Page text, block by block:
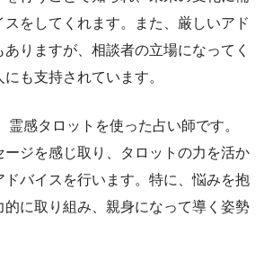
スをしてくれます。また、厳しいアド
りますが、相談者の立場になってく
も支持されています。
霊感タロットを使った占い師です。
ージを感じ取り、タロットの力を活か
ドバイスを行います。特に、悩みを抱
的に取り組み、親身になって導く姿勢